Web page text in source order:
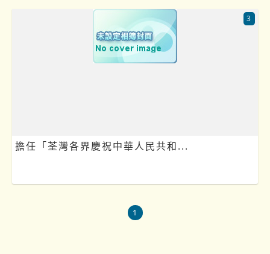
擔任「荃灣各界慶祝中華人民共和...
3
1